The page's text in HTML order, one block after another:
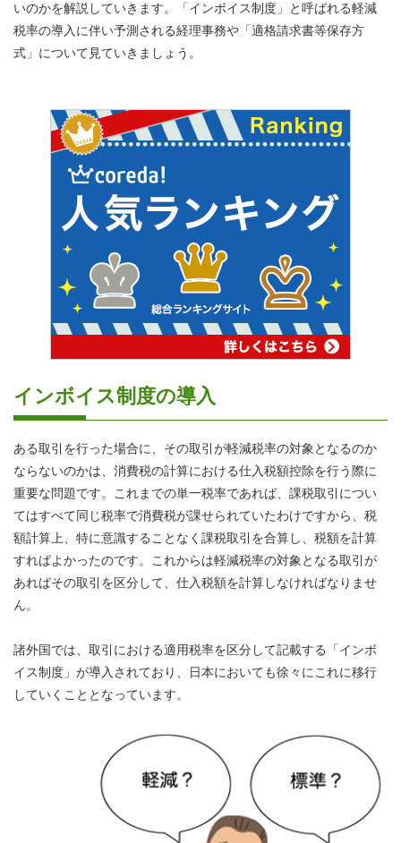
いのかを解説していきます。「インボイス制度」と呼ばれる軽減
税率の導入に伴い予測される経理事務や「適格請求書等保存方
式」について見ていきましょう。
インボイス制度の導入
ある取引を行った場合に、その取引が軽減税率の対象となるのか
ならないのかは、消費税の計算における仕入税額控除を行う際に
重要な問題です。これまでの単一税率であれば、課税取引につい
てはすべて同じ税率で消費税が課せられていたわけですから、税
額計算上、特に意識することなく課税取引を合算し、税額を計算
すればよかったのです。これからは軽減税率の対象となる取引が
あればその取引を区分して、仕入税額を計算しなければなりませ
ん。
諸外国では、取引における適用税率を区分して記載する「インボ
イス制度」が導入されており、日本においても徐々にこれに移行
していくこととなっています。